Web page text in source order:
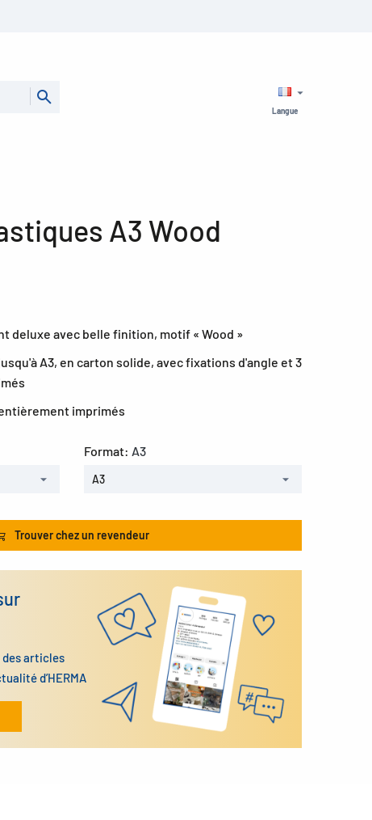
Langue
A3 Wood
deluxe avec belle finition, motif « Wood »
A3, en carton solide, avec fixations d'angle et 3
imprimés
Format: A3
A3
Trouver chez un revendeur
articles
d’HERMA